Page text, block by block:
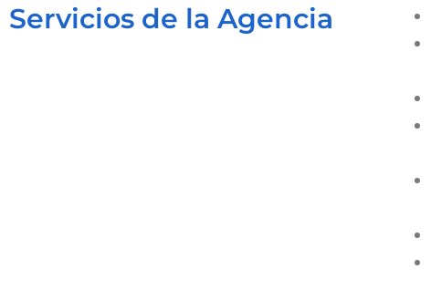
Servicios de la Agencia